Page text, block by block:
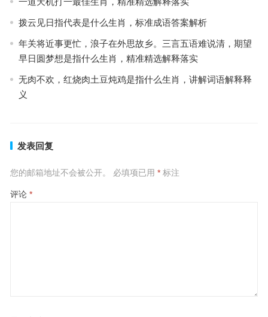
拨云见日指代表是什么生肖，标准成语答案解析
年关将近事更忙，浪子在外思故乡。三言五语难说清，期望
早日圆梦想是指什么生肖，精准精选解释落实
无肉不欢，红烧肉土豆炖鸡是指什么生肖，讲解词语解释释
义
发表回复
您的邮箱地址不会被公开。 必填项已用 *标注
评论 *